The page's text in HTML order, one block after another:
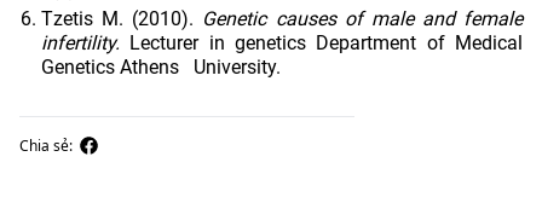
Tzetis M. (2010). Genetic causes of male and female
infertility. Lecturer in genetics Department of Medical
Genetics Athens University.
Chia sẻ: